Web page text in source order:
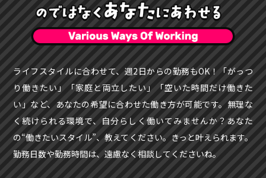
ライフスタイルに合わせて、週2日からの勤務もOK！「がっつ
り働きたい」「家庭と両立したい」「空いた時間だけ働きた
い」など、あなたの希望に合わせた働き方が可能です。無理な
く続けられる環境で、自分らしく働いてみませんか？あなた
の“働きたいスタイル”、教えてください。きっと叶えられます。
勤務日数や勤務時間は、遠慮なく相談してくださいね。